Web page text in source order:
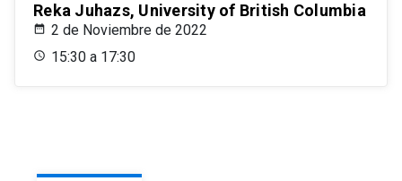
Reka Juhazs, University of British Columbia
2 de Noviembre de 2022
15:30 a 17:30